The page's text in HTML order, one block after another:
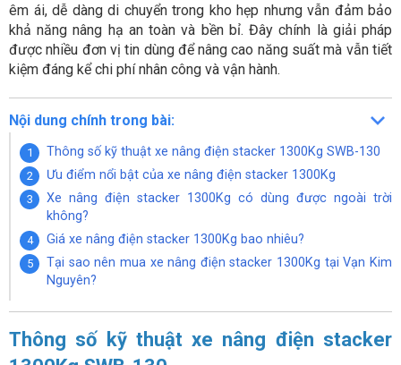
êm ái, dễ dàng di chuyển trong kho hẹp nhưng vẫn đảm bảo
khả năng nâng hạ an toàn và bền bỉ. Đây chính là giải pháp
được nhiều đơn vị tin dùng để nâng cao năng suất mà vẫn tiết
kiệm đáng kể chi phí nhân công và vận hành.
Nội dung chính trong bài:
Thông số kỹ thuật xe nâng điện stacker 1300Kg SWB-130
Ưu điểm nổi bật của xe nâng điện stacker 1300Kg
Xe nâng điện stacker 1300Kg có dùng được ngoài trời
không?
Giá xe nâng điện stacker 1300Kg bao nhiêu?
Tại sao nên mua xe nâng điện stacker 1300Kg tại Vạn Kim
Nguyên?
Thông số kỹ thuật xe nâng điện stacker